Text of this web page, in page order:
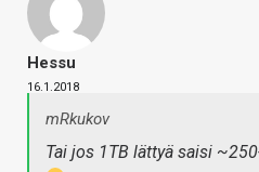
Hessu
16.1.2018
mRkukov
Tai jos 1TB lättyä saisi